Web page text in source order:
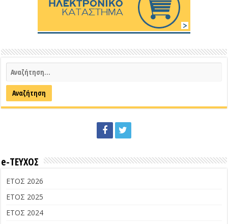
e-ΤΕΥΧΟΣ
ΕΤΟΣ 2026
ΕΤΟΣ 2025
ΕΤΟΣ 2024